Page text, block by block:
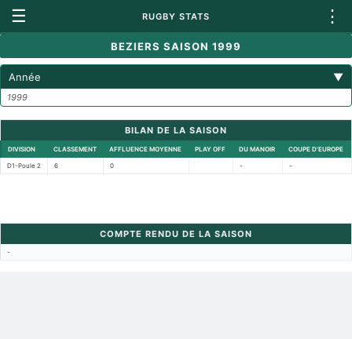
☰ RUGBY STATS ⋮
BEZIERS SAISON 1999
Année ▼
1999
BILAN DE LA SAISON
DIVISION CLASSEMENT AFFLUENCE MOYENNE PLAY OFF DU MANOIR COUPE D'EUROPE
D1-Poule 2 6 0 - -
COMPTE RENDU DE LA SAISON
-